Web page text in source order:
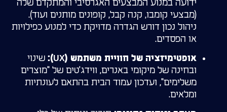
ידועה במנוע המבצעים האגרסיבי והמתקדם שלה
(מבצעי קומבו, קנה קבל, קופונים מותנים ועוד).
ניהול נכון דורש הגדרה מדויקת כדי למנוע כפילויות
או הפסדים.
אופטימיזציה של חוויית משתמש (UX):
שינוי
ובחינה של מיקומי באנרים, ווידג'טים של "מוצרים
משלימים", ועדכון עמוד הבית בהתאם לעונתיות
ומלאים.